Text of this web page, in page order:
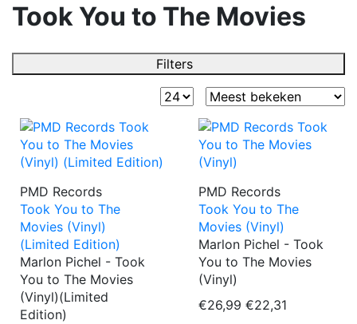
Took You to The Movies
Filters
PMD Records
Took You to The
Movies (Vinyl)
(Limited Edition)
Marlon Pichel - Took
You to The Movies
(Vinyl)(Limited
Edition)
PMD Records
Took You to The
Movies (Vinyl)
Marlon Pichel - Took
You to The Movies
(Vinyl)
€26,99 €22,31